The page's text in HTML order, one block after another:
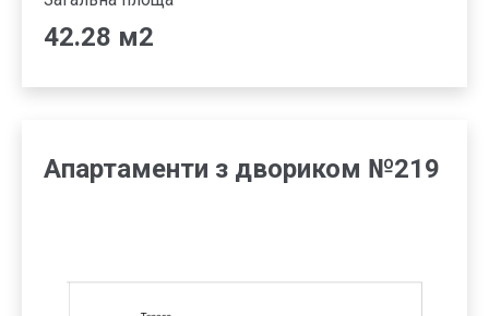
42.28 м2
Апартаменти з двориком №219